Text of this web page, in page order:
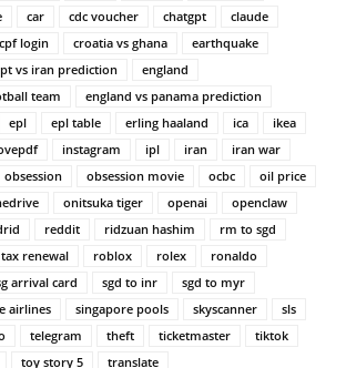
car cdc voucher chatgpt
claude
cpf login croatia vs ghana
earthquake
vs iran prediction
england
team
england vs panama prediction
epl epl table erling haaland ica
ikea
instagram ipl iran
iran war
obsession obsession movie ocbc
oil price
onitsuka tiger openai
openclaw
reddit ridzuan hashim
rm to sgd
renewal roblox rolex
ronaldo
arrival card sgd to inr
sgd to myr
airlines singapore pools skyscanner
sls
telegram theft ticketmaster
tiktok
toy story 5 translate